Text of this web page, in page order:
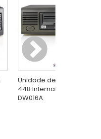
Unidade de Fita HP
448 Internal Tape Drive
DW016A